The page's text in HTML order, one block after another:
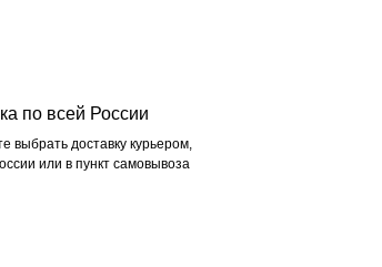
по всей России
выбрать доставку курьером,
или в пункт самовывоза